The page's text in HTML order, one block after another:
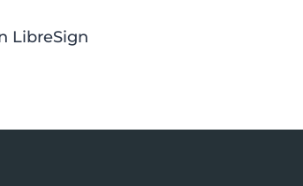
LibreSign